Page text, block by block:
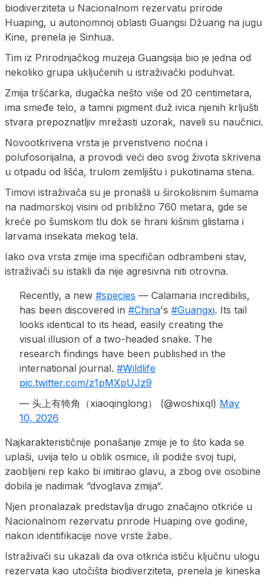
biodiverziteta u Nacionalnom rezervatu prirode
Huaping, u autonomnoj oblasti Guangsi Džuang na jugu
Kine, prenela je Sinhua.
Tim iz Prirodnjačkog muzeja Guangsija bio je jedna od
nekoliko grupa uključenih u istraživački poduhvat.
Zmija tršćarka, dugačka nešto više od 20 centimetara,
ima smeđe telo, a tamni pigment duž ivica njenih krljušti
stvara prepoznatljiv mrežasti uzorak, naveli su naučnici.
Novootkrivena vrsta je prvenstveno noćna i
polufosorijalna, a provodi veći deo svog života skrivena
u otpadu od lišća, trulom zemljištu i pukotinama stena.
Timovi istraživača su je pronašli u širokolisnim šumama
na nadmorskoj visini od približno 760 metara, gde se
kreće po šumskom tlu dok se hrani kišnim glistama i
larvama insekata mekog tela.
Iako ova vrsta zmije ima specifičan odbrambeni stav,
istraživači su istakli da nije agresivna niti otrovna.
Recently, a new #species — Calamaria incredibilis,
has been discovered in #China's #Guangxi. Its tail
looks identical to its head, easily creating the
visual illusion of a two-headed snake. The
research findings have been published in the
international journal. #Wildlife
pic.twitter.com/z1pMXpUJz9
— 头上有犄角（xiaoqinglong） (@woshixql) May
10, 2026
Najkarakterističnije ponašanje zmije je to što kada se
uplaši, uvija telo u oblik osmice, ili podiže svoj tupi,
zaobljeni rep kako bi imitirao glavu, a zbog ove osobine
dobila je nadimak “dvoglava zmija“.
Njen pronalazak predstavlja drugo značajno otkriće u
Nacionalnom rezervatu prirode Huaping ove godine,
nakon identifikacije nove vrste žabe.
Istraživači su ukazali da ova otkrića ističu ključnu ulogu
rezervata kao utočišta biodiverziteta, prenela je kineska